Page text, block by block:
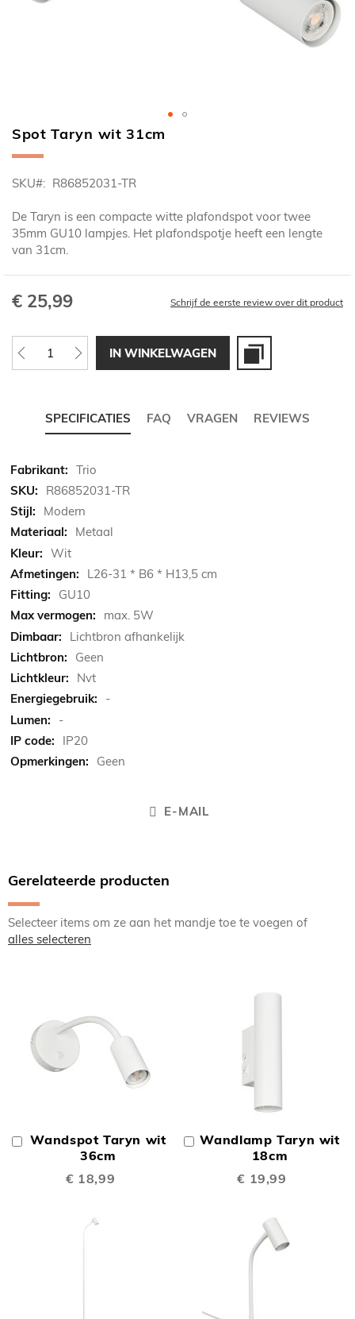
Ga
naar
begin
de
afbeeldingen-
gallerij
Spot Taryn wit 31cm
SKU R86852031-TR
De Taryn is een compacte witte plafondspot voor twee
35mm GU10 lampjes. Het plafondspotje heeft een lengte
van 31cm.
€ 25,99 Schrijf de eerste review over dit product
IN WINKELWAGEN
SPECIFICATIES FAQ VRAGEN REVIEWS
Meer
informatie
Trio
R86852031-TR
Modern
Metaal
Wit
L26-31 * B6 * H13,5 cm
GU10
max. 5W
Lichtbron afhankelijk
Geen
Nvt
-
-
IP20
Geen
E-MAIL
Gerelateerde producten
Selecteer items om ze aan het mandje toe te voegen of
alles selecteren
Wandspot Taryn wit
36cm
€ 18,99
In
Winkelwagen
Wandlamp Taryn wit
18cm
€ 19,99
In
Winkelwagen